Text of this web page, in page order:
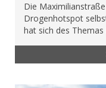
Die
Drogenhotspot
hat sich des